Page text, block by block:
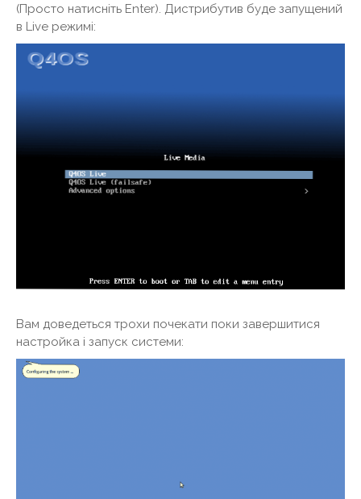
(Просто натисніть Enter). Дистрибутив буде запущений
в Live режимі:
Вам доведеться трохи почекати поки завершитися
настройка і запуск системи: